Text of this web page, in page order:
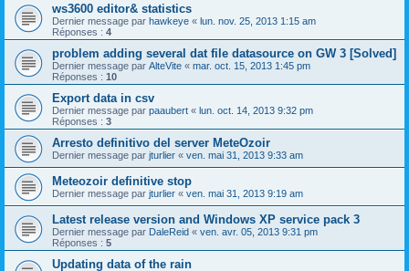
ws3600 editor& statistics
Dernier message par hawkeye « lun. nov. 25, 2013 1:15 am
Réponses : 4
problem adding several dat file datasource on GW 3 [Solved]
Dernier message par AlteVite « mar. oct. 15, 2013 1:45 pm
Réponses : 10
Export data in csv
Dernier message par paaubert « lun. oct. 14, 2013 9:32 pm
Réponses : 3
Arresto definitivo del server MeteOzoir
Dernier message par jturlier « ven. mai 31, 2013 9:33 am
Meteozoir definitive stop
Dernier message par jturlier « ven. mai 31, 2013 9:19 am
Latest release version and Windows XP service pack 3
Dernier message par DaleReid « ven. avr. 05, 2013 9:31 pm
Réponses : 5
Updating data of the rain